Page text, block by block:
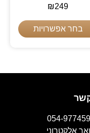
₪249
בחר אפשרויות
054-
אלקטרוני